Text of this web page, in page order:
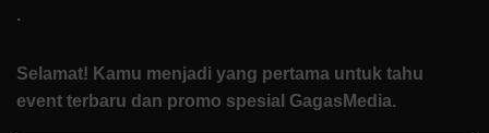
.
Selamat! Kamu menjadi yang pertama untuk tahu
event terbaru dan promo spesial GagasMedia.